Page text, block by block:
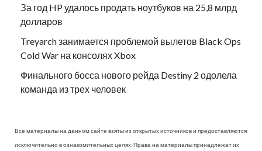
За год HP удалось продать ноутбуков на 25,8 млрд
долларов
Treyarch занимается проблемой вылетов Black Ops
Cold War на консолях Xbox
Финального босса нового рейда Destiny 2 одолела
команда из трех человек
Все материалы на данном сайте взяты из открытых источников и предоставляются
исключительно в ознакомительных целях. Права на материалы принадлежат их